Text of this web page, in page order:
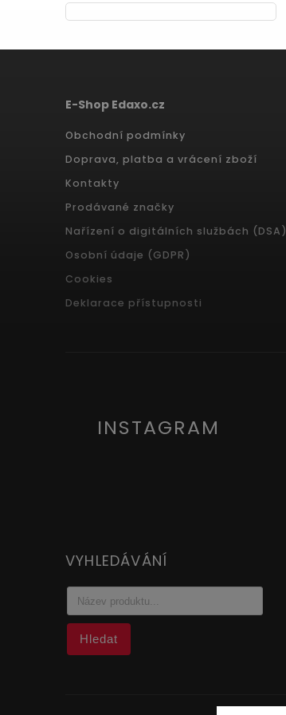
E-Shop Edaxo.cz
Obchodní podmínky
Doprava, platba a vrácení zboží
Kontakty
Prodávané značky
Nařízení o digitálních službách (DSA)
Osobní údaje (GDPR)
Cookies
Deklarace přístupnosti
INSTAGRAM
VYHLEDÁVÁNÍ
Hledat